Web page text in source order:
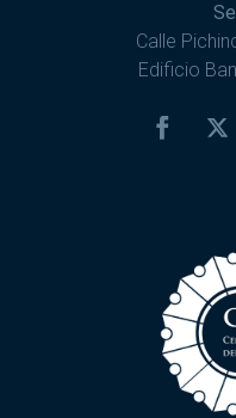
Calle
Edificio